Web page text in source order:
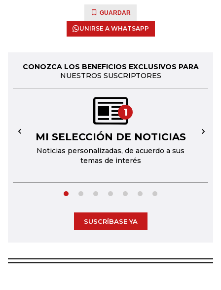
GUARDAR
UNIRSE A WHATSAPP
CONOZCA LOS BENEFICIOS EXCLUSIVOS PARA
NUESTROS SUSCRIPTORES
1
MI SELECCIÓN DE NOTICIAS
Noticias personalizadas, de acuerdo a sus
temas de interés
← →
SUSCRÍBASE YA